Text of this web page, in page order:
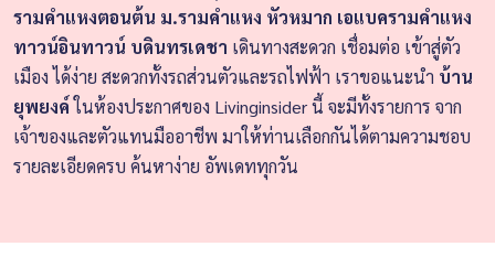
รามคำแหงตอนต้น ม.รามคำแหง หัวหมาก เอแบครามคำแหง
ทาวน์อินทาวน์ บดินทรเดชา เดินทางสะดวก เชื่อมต่อ เข้าสู่ตัว
เมือง ได้ง่าย สะดวกทั้งรถส่วนตัวและรถไฟฟ้า เราขอแนะนำ บ้าน
ยุพยงค์ในห้องประกาศของ Livinginsider นี้ จะมีทั้งรายการ จาก
เจ้าของและตัวแทนมืออาชีพ มาให้ท่านเลือกกันได้ตามความชอบ
รายละเอียดครบ ค้นหาง่าย อัพเดททุกวัน